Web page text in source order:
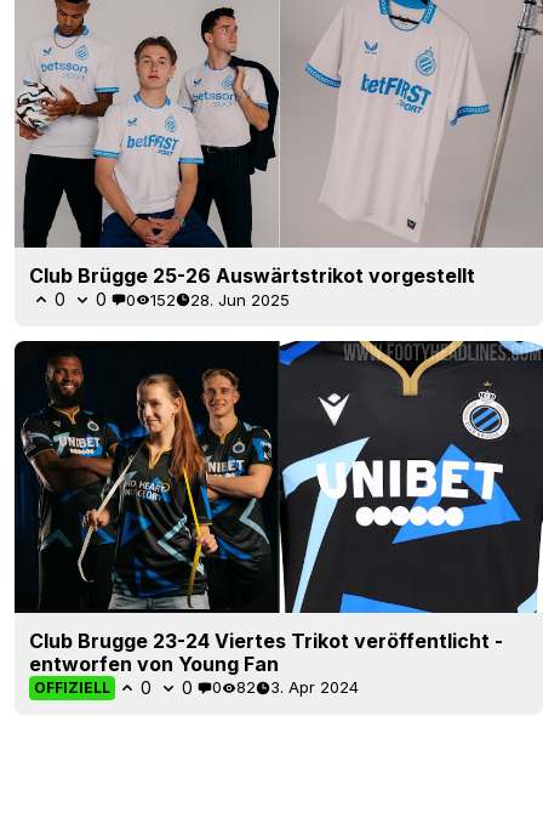
Club Brügge 25-26 Auswärtstrikot vorgestellt
0 0 0 152 28. Jun 2025
Club Brugge 23-24 Viertes Trikot veröffentlicht -
entworfen von Young Fan
OFFIZIELL 0 0 0 82 3. Apr 2024